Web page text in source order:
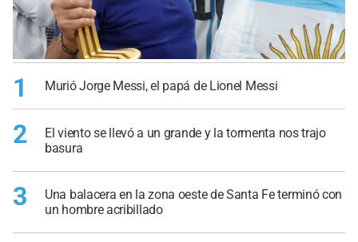
1 Murió Jorge Messi, el papá de Lionel Messi
2
El viento se llevó a un grande y la tormenta nos trajo
basura
3
Una balacera en la zona oeste de Santa Fe terminó con
un hombre acribillado